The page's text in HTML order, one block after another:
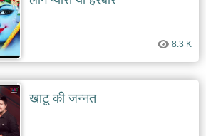
8.3 K
खाटू की जन्नत